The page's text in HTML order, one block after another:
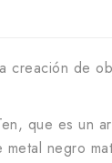
creación de
que es un
negro